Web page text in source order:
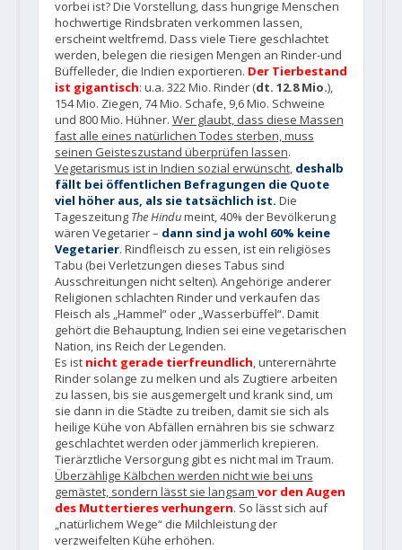
vorbei ist? Die Vorstellung, dass hungrige Menschen
hochwertige Rindsbraten verkommen lassen,
erscheint weltfremd. Dass viele Tiere geschlachtet
werden, belegen die riesigen Mengen an Rinder-und
Büffelleder, die Indien exportieren. Der Tierbestand
ist gigantisch: u.a. 322 Mio. Rinder (dt. 12.8 Mio.),
154 Mio. Ziegen, 74 Mio. Schafe, 9,6 Mio. Schweine
und 800 Mio. Hühner. Wer glaubt, dass diese Massen
fast alle eines natürlichen Todes sterben, muss
seinen Geisteszustand überprüfen lassen.
Vegetarismus ist in Indien sozial erwünscht, deshalb
fällt bei öffentlichen Befragungen die Quote
viel höher aus, als sie tatsächlich ist. Die
Tageszeitung The Hindumeint, 40% der Bevölkerung
wären Vegetarier – dann sind ja wohl 60% keine
Vegetarier. Rindfleisch zu essen, ist ein religiöses
Tabu (bei Verletzungen dieses Tabus sind
Ausschreitungen nicht selten). Angehörige anderer
Religionen schlachten Rinder und verkaufen das
Fleisch als „Hammel“ oder „Wasserbüffel“. Damit
gehört die Behauptung, Indien sei eine vegetarischen
Nation, ins Reich der Legenden.
Es ist nicht gerade tierfreundlich, unterernährte
Rinder solange zu melken und als Zugtiere arbeiten
zu lassen, bis sie ausgemergelt und krank sind, um
sie dann in die Städte zu treiben, damit sie sich als
heilige Kühe von Abfällen ernähren bis sie schwarz
geschlachtet werden oder jämmerlich krepieren.
Tierärztliche Versorgung gibt es nicht mal im Traum.
Überzählige Kälbchen werden nicht wie bei uns
gemästet, sondern lässt sie langsam vor den Augen
des Muttertieres verhungern. So lässt sich auf
„natürlichem Wege“ die Milchleistung der
verzweifelten Kühe erhöhen.